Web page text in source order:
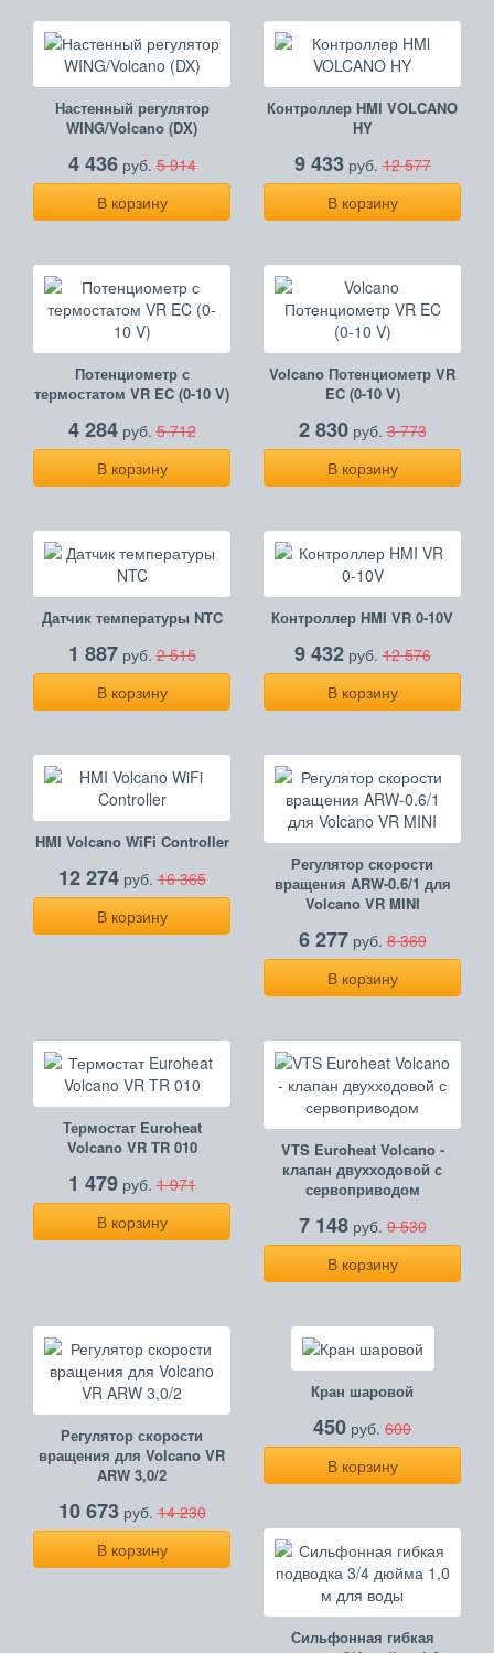
Настенный регулятор
WING/Volcano (DX)
4 436руб.5 914
В корзину
Контроллер HMl VOLCANO
HY
9 433руб.12 577
В корзину
Потенциометр с
термостатом VR EC (0-10 V)
4 284руб.5 712
В корзину
Volcano Потенциометр VR
EC (0-10 V)
2 830руб.3 773
В корзину
Датчик температуры NTC
1 887руб.2 515
В корзину
Контроллер HMI VR 0-10V
9 432руб.12 576
В корзину
HMI Volcano WiFi Controller
12 274руб.16 365
В корзину
Регулятор скорости
вращения ARW-0.6/1 для
Volcano VR MINI
6 277руб.8 369
В корзину
Термостат Euroheat
Volcano VR TR 010
1 479руб.1 971
В корзину
VTS Euroheat Volcano -
клапан двухходовой с
сервоприводом
7 148руб.9 530
В корзину
Регулятор скорости
вращения для Volcano VR
ARW 3,0/2
10 673руб.14 230
В корзину
Кран шаровой
450 руб. 600
В корзину
Сильфонная гибкая